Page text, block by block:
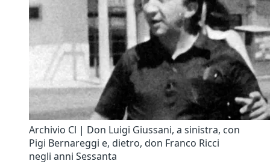
Archivio Cl | Don Luigi Giussani, a sinistra, con
Pigi Bernareggi e, dietro, don Franco Ricci
negli anni Sessanta